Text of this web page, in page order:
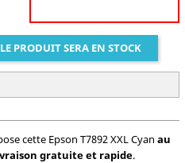
PRODUIT SERA EN STOCK
cette Epson T7892 XXL Cyan au
gratuite et rapide.